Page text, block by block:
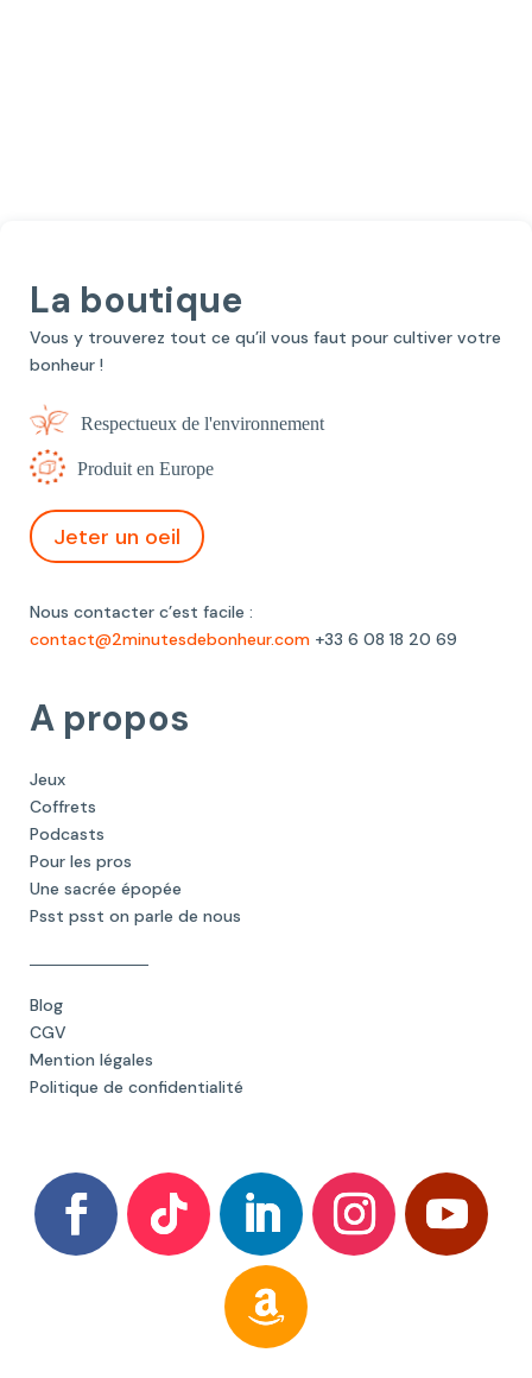
La boutique
Vous y trouverez tout ce qu’il vous faut pour cultiver votre
bonheur !
Respectueux de l'environnement
Produit en Europe
Jeter un oeil
Nous contacter c’est facile :
contact@2minutesdebonheur.com +33 6 08 18 20 69
A propos
Jeux
Coffrets
Podcasts
Pour les pros
Une sacrée épopée
Psst psst on parle de nous
Blog
CGV
Mention légales
Politique de confidentialité